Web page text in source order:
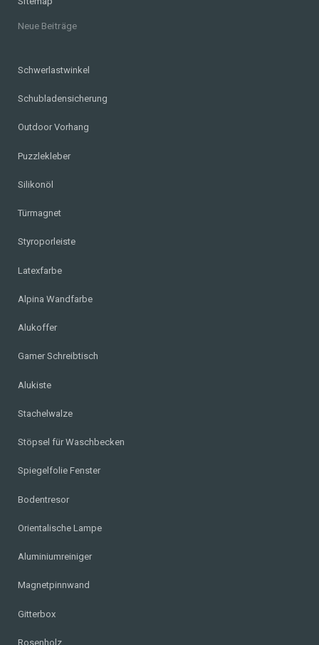
Neue Beiträge
Schwerlastwinkel
Schubladensicherung
Outdoor Vorhang
Puzzlekleber
Silikonöl
Türmagnet
Styroporleiste
Latexfarbe
Alpina Wandfarbe
Alukoffer
Gamer Schreibtisch
Alukiste
Stachelwalze
Stöpsel für Waschbecken
Spiegelfolie Fenster
Bodentresor
Orientalische Lampe
Aluminiumreiniger
Magnetpinnwand
Gitterbox
Rosenholz